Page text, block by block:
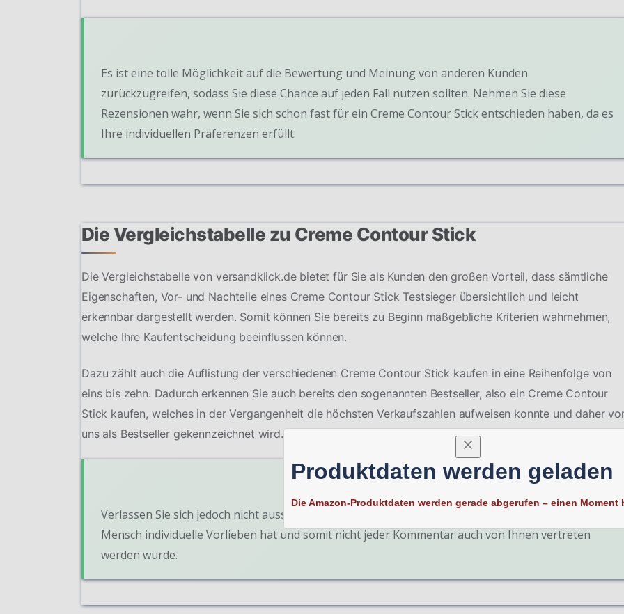
Produktdaten werden geladen
Die Amazon-Produktdaten werden gerade abgerufen – einen Moment
Es ist eine tolle Möglichkeit auf die Bewertung und Meinung von anderen Kunden
zurückzugreifen, sodass Sie diese Chance auf jeden Fall nutzen sollten. Nehmen Sie diese
Rezensionen wahr, wenn Sie sich schon fast für ein Creme Contour Stick entschieden haben, da es
Ihre individuellen Präferenzen erfüllt.
Die Vergleichstabelle zu Creme Contour Stick
Die Vergleichstabelle von versandklick.de bietet für Sie als Kunden den großen Vorteil, dass sämtliche
Eigenschaften, Vor- und Nachteile eines Creme Contour Stick Testsieger übersichtlich und leicht
erkennbar dargestellt werden. Somit können Sie bereits zu Beginn maßgebliche Kriterien wahrnehmen,
welche Ihre Kaufentscheidung beeinflussen können.
Dazu zählt auch die Auflistung der verschiedenen Creme Contour Stick kaufen in eine Reihenfolge von
eins bis zehn. Dadurch erkennen Sie auch bereits den sogenannten Bestseller, also ein Creme Contour
Stick kaufen, welches in der Vergangenheit die höchsten Verkaufszahlen aufweisen konnte und daher
uns als Bestseller gekennzeichnet wird.
Verlassen Sie sich jedoch nicht ausschließlich darauf. Behalten Sie stets im Hinterkopf, dass jeder
Mensch individuelle Vorlieben hat und somit nicht jeder Kommentar auch von Ihnen vertreten
werden würde.